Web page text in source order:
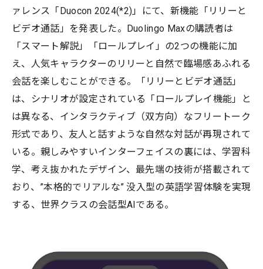
ァレンス「Duocon 2024(*2)」にて、新機能「リリーと
ビデオ通話」を発表した。Duolingo Maxの購読者は
「スマート解説」「ロールプレイ」の2つの機能に加
え、人気キャラクターのリリーと自然で臨場感あふれる
会話を楽しむことができる。「リリーとビデオ通話」
は、シナリオが設定されている「ロールプレイ機能」と
は異なる、インタラクティブ（双方向）なフリートーク
形式であり、友人と話すような自然な対話が再現されて
いる。親しみやすいインターフェイスの裏には、学習科
学、考え抜かれたデザイン、最先端の技術が搭載されて
おり、”本格的でリアルな” 没入型の英語学習体験を実現
する、世界クラスの会話型AIである。